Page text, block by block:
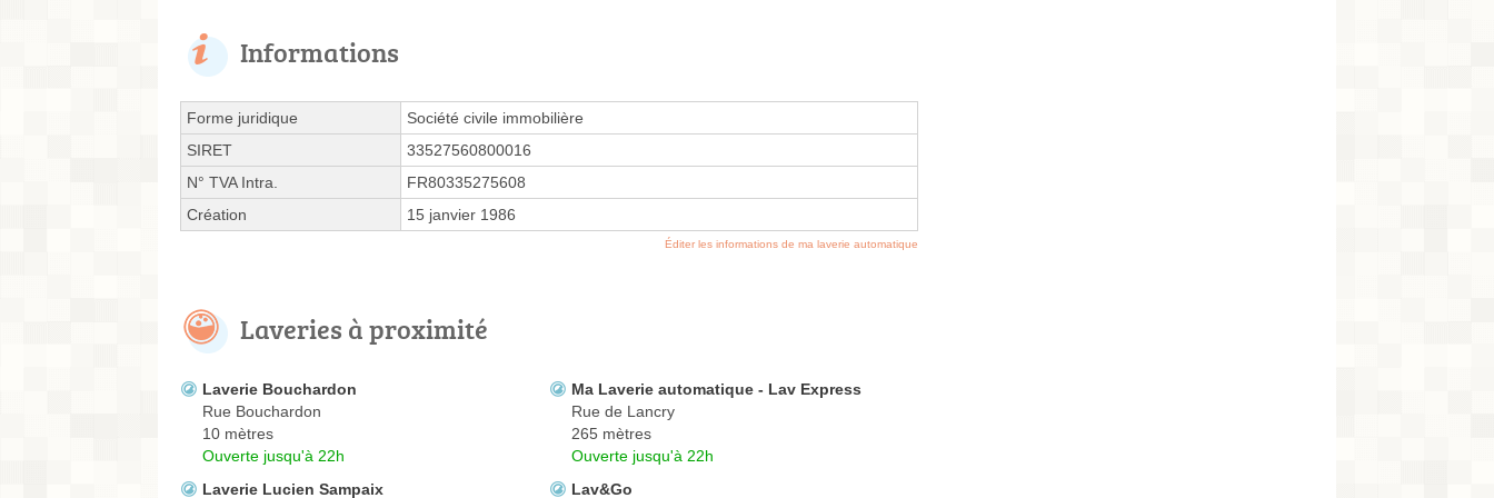
Informations
Forme juridique
Société civile immobilière
SIRET
33527560800016
N° TVA Intra.
FR80335275608
Création
15 janvier 1986
Éditer les informations de ma laverie automatique
Laveries à proximité
Laverie Bouchardon
Rue Bouchardon
10 mètres
Ouverte jusqu'à 22h
Ma Laverie automatique - Lav Express
Rue de Lancry
265 mètres
Ouverte jusqu'à 22h
Laverie Lucien Sampaix
Lav&Go